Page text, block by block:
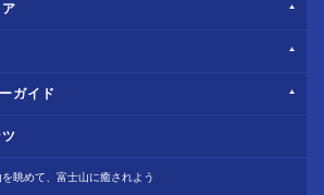
ガイド
眺めて、富士山に癒されよう